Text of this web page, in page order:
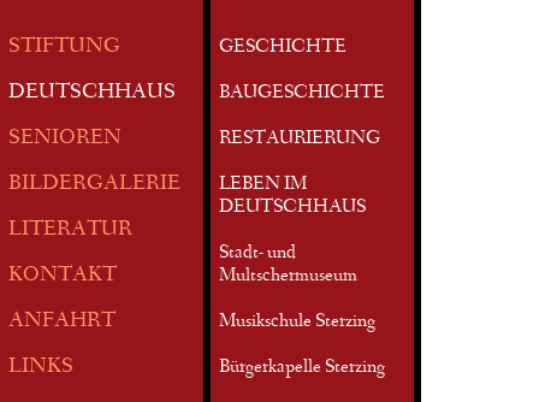
STIFTUNG
DEUTSCHHAUS
SENIOREN
BILDERGALERIE
LITERATUR
KONTAKT
ANFAHRT
LINKS
GESCHICHTE
BAUGESCHICHTE
RESTAURIERUNG
LEBEN IM
DEUTSCHHAUS
Stadt- und
Multschermuseum
Musikschule Sterzing
Bürgerkapelle Sterzing